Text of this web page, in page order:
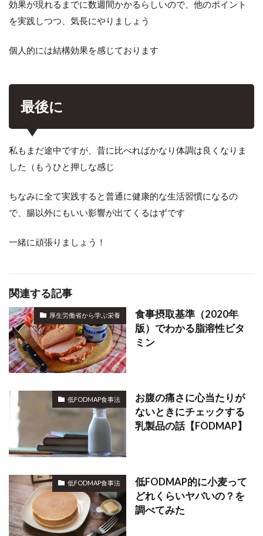
効果が現れるまでに数週間かかるらしいので、他のポイント
を実践しつつ、気長にやりましょう
個人的には結構効果を感じております
最後に
私もまだ途中ですが、昔に比べればかなり体調は良くなりま
した（もうひと押しな感じ
ちなみに全て実践すると普通に健康的な生活習慣になるの
で、腸以外にもいい影響が出てくるはずです
一緒に頑張りましょう！
関連する記事
厚生労働省から学ぶ栄養
食事摂取基準（2020年
版）でわかる脂溶性ビタ
ミン
低FODMAP食事法
お腹の痛さに心当たりが
ないときにチェックする
乳製品の話【FODMAP】
低FODMAP食事法
低FODMAP的に小麦って
どれくらいヤバいの？を
調べてみた